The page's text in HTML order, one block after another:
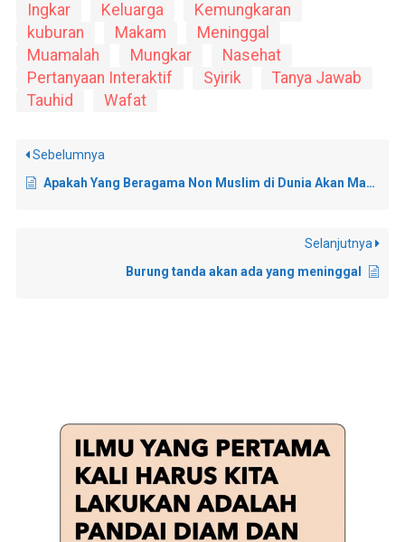
Ingkar
Keluarga
Kemungkaran
kuburan
Makam
Meninggal
Muamalah
Mungkar
Nasehat
Pertanyaan Interaktif
Syirik
Tanya Jawab
Tauhid
Wafat
Sebelumnya
Apakah Yang Beragama Non Muslim di Dunia Akan Masuk Surga di Akhirat?
Selanjutnya
Burung tanda akan ada yang meninggal